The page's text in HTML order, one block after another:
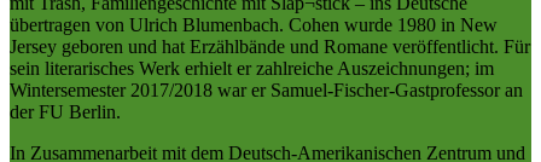
übertragen von Ulrich Blumenbach. Cohen wurde 1980 in New
Jersey geboren und hat Erzählbände und Romane veröffentlicht. Für
sein literarisches Werk erhielt er zahlreiche Auszeichnungen; im
Wintersemester 2017/2018 war er Samuel-Fischer-Gastprofessor an
der FU Berlin.
In Zusammenarbeit mit dem Deutsch-Amerikanischen Zentrum und